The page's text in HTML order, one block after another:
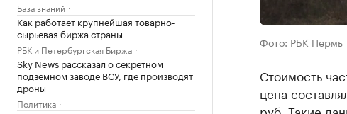
База знаний
Как работает крупнейшая товарно-
сырьевая биржа страны
РБК и Петербургская Биржа
Sky News рассказал о секретном
подземном заводе ВСУ, где производят
дроны
Политика
Фото: РБК Пермь
Стоимость
цена